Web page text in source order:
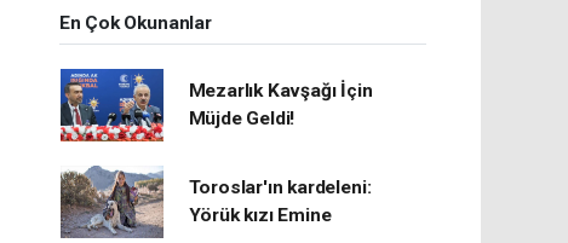
En Çok Okunanlar
Mezarlık Kavşağı İçin
Müjde Geldi!
Toroslar'ın kardeleni:
Yörük kızı Emine